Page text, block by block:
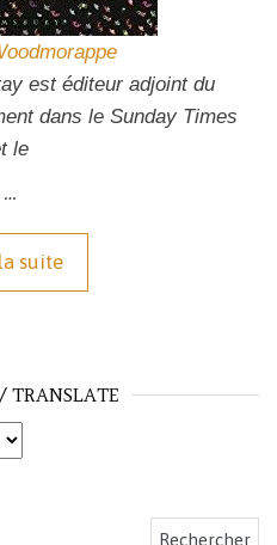
est éditeur adjoint du
dans le Sunday Times
le
…
suite
TRANSLATE